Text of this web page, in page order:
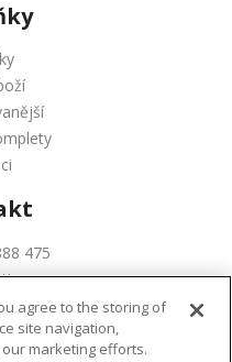
475
agree to the storing of
site navigation,
marketing efforts.